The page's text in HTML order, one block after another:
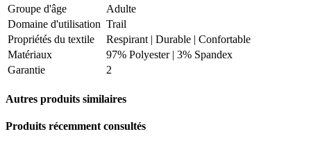
Groupe d'âge
Adulte
Domaine d'utilisation Trail
Propriétés du textile
Respirant | Durable | Confortable
Matériaux
97% Polyester | 3% Spandex
Garantie
2
Autres produits similaires
Produits récemment consultés